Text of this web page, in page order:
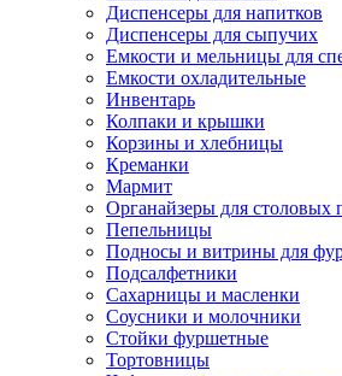
Диспенсеры для напитков
Диспенсеры для сыпучих
Емкости и мельницы для
Емкости охладительные
Инвентарь
Колпаки и крышки
Корзины и хлебницы
Креманки
Мармит
Органайзеры для столовых
Пепельницы
Подносы и витрины для
Подсалфетники
Сахарницы и масленки
Соусники и молочники
Стойки фуршетные
Тортовницы